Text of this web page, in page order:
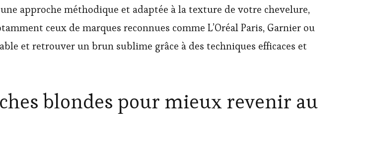
approche méthodique et adaptée à la texture de votre chevelure,
ceux de marques reconnues comme L’Oréal Paris, Garnier ou
et retrouver un brun sublime grâce à des techniques efficaces et
blondes pour mieux revenir au